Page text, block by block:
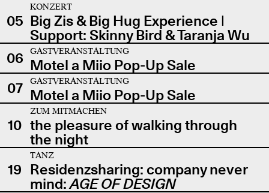
05
KONZERT
Big Zis & Big Hug Experience |
Support: Skinny Bird & Taranja Wu
06
GASTVERANSTALTUNG
Motel a Miio Pop-Up Sale
07
GASTVERANSTALTUNG
Motel a Miio Pop-Up Sale
10
ZUM MITMACHEN
the pleasure of walking through
the night
19
TANZ
Residenzsharing: company never
mind:AGE OF DESIGN